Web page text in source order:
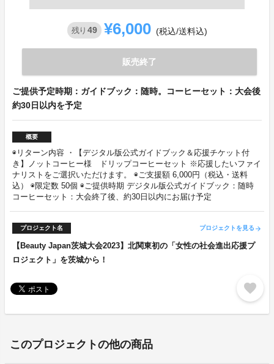
残り 49 ¥6,000 (税込/送料込)
販売終了
ご提供予定時期：ガイドブック：随時。コーヒーセット：大会後
約30日以内を予定
概要
◉リターン内容 ・【デジタル版公式ガイドブック＆応援チケット付
き】ノットコーヒー様 ドリップコーヒーセット ※応援したいファイ
ナリストをご選択いただけます。 ◉ご支援額 6,000円（税込・送料
込） ◉限定数 50個 ◉ご提供時期 デジタル版公式ガイドブック：随時
コーヒーセット：大会終了後、約30日以内にお届け予定
プロジェクト名 プロジェクトを見る arrow_forward
【Beauty Japan茨城大会2023】北関東初の「女性の社会進出応援プ
ロジェクト」を茨城から！
favorite
このプロジェクトの他の商品